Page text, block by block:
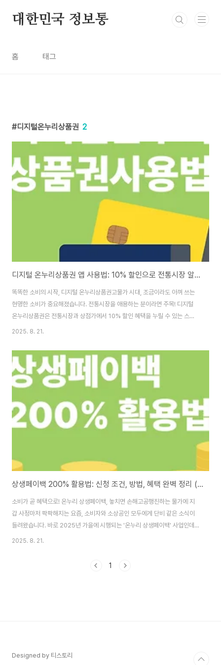
대한민국 정보통
홈 태그
디지털온누리상품권 2
디지털 온누리상품권 앱 사용법: 10% 할인으로 전통시장 알뜰 쇼핑!
똑똑한 소비의 시작, 디지털 온누리상품권고물가 시대, 조금이라도 아껴 쓰는
현명한 소비가 중요해졌습니다. 전통시장을 애용하는 분이라면 주목! 디지털
온누리상품권은 전통시장과 상점가에서 10% 할인 혜택을 누릴 수 있는 스마
트한 소비 방법입니다. 2025년 3월 1일, 카드형과 모바일형이 통합되어 더욱
아보세요! 1. 디지털 온누리상품권, 그것이 알고 싶다!디지털 온누리상품권이
란? 중소벤처기업부와 소상공인시장진흥공단이 발행하는 전자형 상품권으로,
전통시장과 골목상권 활성화를 목표로 합니다. 과거의 불편함을 해소하고, 이
제는 하나의 앱에 카드를 등록하여 카드 결제와 QR 결제를 모두 지원합니
다.10% 할인 혜택: 디지털 온누리상품권의 ..
2025. 8. 21.
상생페이백 200% 활용법: 신청 조건, 방법, 혜택 완벽 정리 (5부제 포함)
소비가 곧 혜택으로! 온누리 상생페이백, 놓치면 손해고공행진하는 물가에 지
갑 사정마저 팍팍해지는 요즘, 소비자와 소상공인 모두에게 단비 같은 소식이
들려왔습니다. 바로 2025년 가을에 시행되는 '온누리 상생페이백' 사업인데
요. 이 제도는 단순히 돈을 쓰는 행위를 넘어, 지역 경제 활성화에 기여하고, 덤
2025. 8. 21.
1
Designed by 티스토리